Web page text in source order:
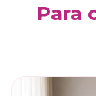
Para